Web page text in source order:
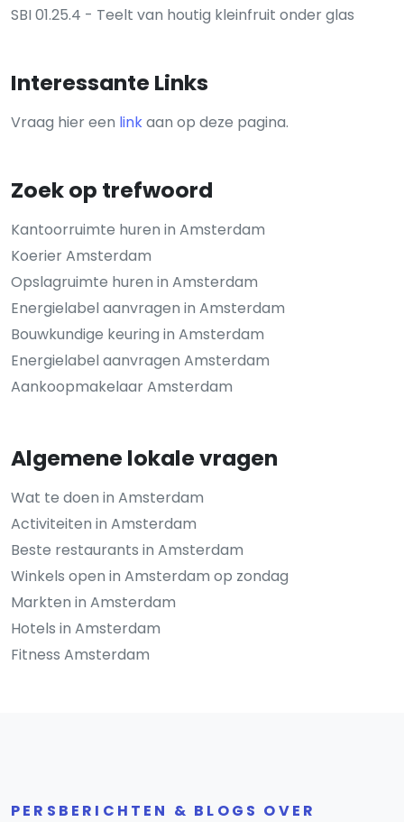
SBI 01.25.4 - Teelt van houtig kleinfruit onder glas
Interessante Links
Vraag hier een linkaan op deze pagina.
Zoek op trefwoord
Kantoorruimte huren in Amsterdam
Koerier Amsterdam
Opslagruimte huren in Amsterdam
Energielabel aanvragen in Amsterdam
Bouwkundige keuring in Amsterdam
Energielabel aanvragen Amsterdam
Aankoopmakelaar Amsterdam
Algemene lokale vragen
Wat te doen in Amsterdam
Activiteiten in Amsterdam
Beste restaurants in Amsterdam
Winkels open in Amsterdam op zondag
Markten in Amsterdam
Hotels in Amsterdam
Fitness Amsterdam
PERSBERICHTEN & BLOGS OVER